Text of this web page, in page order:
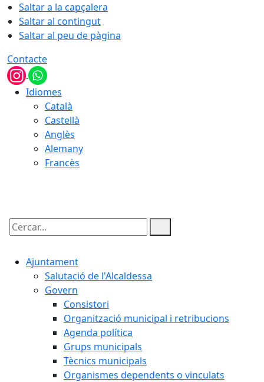
Saltar a la capçalera
Saltar al contingut
Saltar al peu de pàgina
Contacte
Idiomes
Català
Castellà
Anglès
Alemany
Francès
Cercar:
Ajuntament
Salutació de l'Alcaldessa
Govern
Consistori
Organització municipal i retribucions
Agenda política
Grups municipals
Tècnics municipals
Organismes dependents o vinculats